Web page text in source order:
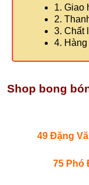
1. Giao
2.
3. Chất
4.
Shop bong
49 Đặng
75 Phó